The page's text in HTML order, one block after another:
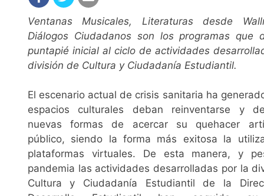
Ventanas Musicales, Literaturas desde
Diálogos Ciudadanos son los programas que
puntapié inicial al ciclo de actividades
división de Cultura y Ciudadanía Estudiantil.
El escenario actual de crisis sanitaria ha
espacios culturales deban reinventarse y
nuevas formas de acercar su quehacer
público, siendo la forma más exitosa la
plataformas virtuales. De esta manera, y
pandemia las actividades desarrolladas por la
Cultura y Ciudadanía Estudiantil de la